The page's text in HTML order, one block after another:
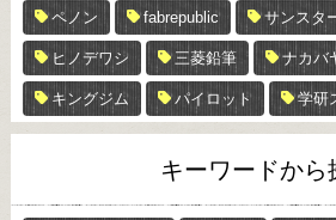
ペノン fabrepublic サンスタ
ヒノデワシ 三菱鉛筆 ナカバ
キングジム パイロット 学研
キーワードから